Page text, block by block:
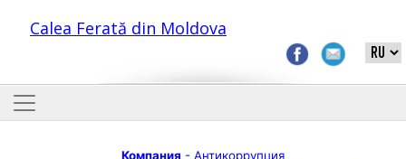
Calea Ferată din Moldova
Компания - Антикоррупция